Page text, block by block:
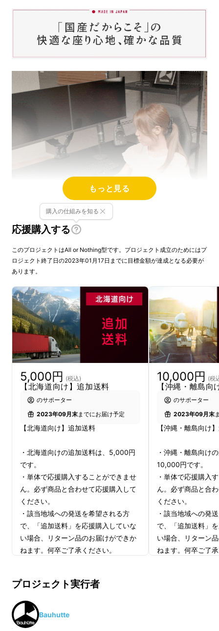
日本のゲーミング家具ブランド・
Bauhutte®（バウヒュッテ）がプロデュースす
る、ハイエンドモデルのゲーミングチェアが
Makuakeに登場。
高い品質と美しいビジュアル
、そして何よりも
快適な座り心地にとことんまでこだわった、
「国産ゲーミングチェア」です。
ゲームプレイ
ぱなしでのデスク作業をしっかりとサポートし
もっと見る
応援購入する
購入の仕組みを知る
このプロジェクトはAll or Nothing型です。プロジェクト成立のためにはプ
ロジェクト終了日の2023年01月17日までに目標金額が達成となる必要が
あります。
5,000円 (税込)
【北海道向け】追加送料
のサポーター
2023年09月末までにお届け予定
【北海道向け】追加送料
・北海道向けの追加送料は、5,000円
です。
・単体で応援購入することができませ
ん。必ず商品と合わせて応援購入して
ください。
・該当地域への発送を希望される方
で、「追加送料」を応援購入していな
い場合、リターン品のお届けができか
ねます。何卒ご了承ください。
応いたします。
10,000円 (税
【沖縄・離島向
のサポーター
2023年09月末
【沖縄・離島向け
・沖縄・離島向け
10,000円です。
・単体で応援購入
ん。必ず商品と合
ください。
・該当地域への発
で、「追加送料」
い場合、リターン
ねます。何卒ご了
プロジェクト実行者
Bauhutte